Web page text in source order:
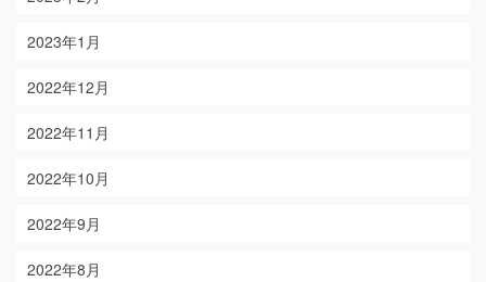
2023年1月
2022年12月
2022年11月
2022年10月
2022年9月
2022年8月